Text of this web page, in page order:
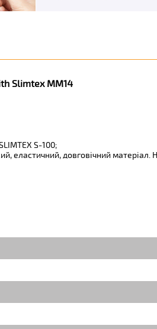
Slimtex MM14
S-100;
еластичний, довговічний